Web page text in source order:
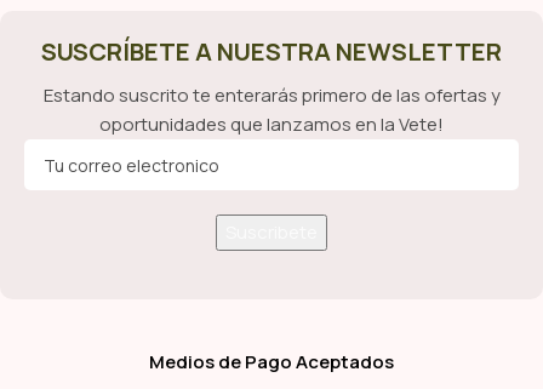
SUSCRÍBETE A NUESTRA NEWSLETTER
Estando suscrito te enterarás primero de las ofertas y
oportunidades que lanzamos en la Vete!
Medios de Pago Aceptados